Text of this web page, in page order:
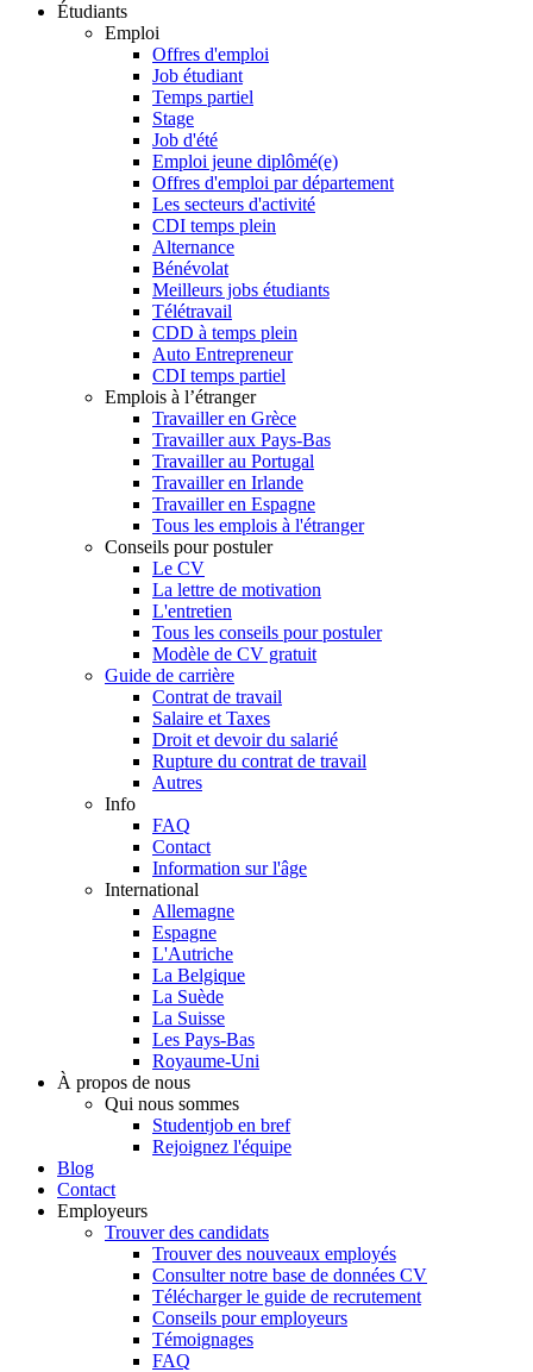
Étudiants
Emploi
Offres d'emploi
Job étudiant
Temps partiel
Stage
Job d'été
Emploi jeune diplômé(e)
Offres d'emploi par département
Les secteurs d'activité
CDI temps plein
Alternance
Bénévolat
Meilleurs jobs étudiants
Télétravail
CDD à temps plein
Auto Entrepreneur
CDI temps partiel
Emplois à l’étranger
Travailler en Grèce
Travailler aux Pays-Bas
Travailler au Portugal
Travailler en Irlande
Travailler en Espagne
Tous les emplois à l'étranger
Conseils pour postuler
Le CV
La lettre de motivation
L'entretien
Tous les conseils pour postuler
Modèle de CV gratuit
Guide de carrière
Contrat de travail
Salaire et Taxes
Droit et devoir du salarié
Rupture du contrat de travail
Autres
Info
FAQ
Contact
Information sur l'âge
International
Allemagne
Espagne
L'Autriche
La Belgique
La Suède
La Suisse
Les Pays-Bas
Royaume-Uni
À propos de nous
Qui nous sommes
Studentjob en bref
Rejoignez l'équipe
Blog
Contact
Employeurs
Trouver des candidats
Trouver des nouveaux employés
Consulter notre base de données CV
Télécharger le guide de recrutement
Conseils pour employeurs
Témoignages
FAQ